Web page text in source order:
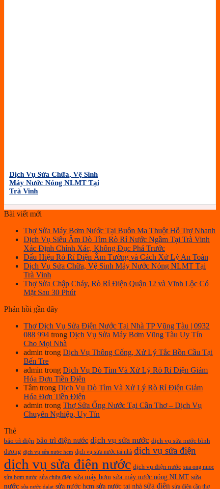
Dịch Vụ Sửa Chữa, Vệ Sinh
Máy Nước Nóng NLMT Tại
Trà Vinh
Bài viết mới
Thợ Sửa Máy Bơm Nước Tại Buôn Ma Thuột Hỗ Trợ Nhanh
Dịch Vụ Siêu Âm Dò Tìm Rò Rỉ Nước Ngầm Tại Trà Vinh
Xác Định Chính Xác, Không Đục Phá Trước
Dấu Hiệu Rò Rỉ Điện Âm Tường và Cách Xử Lý An Toàn
Dịch Vụ Sửa Chữa, Vệ Sinh Máy Nước Nóng NLMT Tại
Trà Vinh
Thợ Sửa Chập Cháy, Rò Rỉ Điện Quận 12 và Vĩnh Lộc Có
Mặt Sau 30 Phút
Phản hồi gần đây
Thợ Dịch Vụ Sửa Điện Nước Tại Nhà TP Vũng Tàu | 0932
088 994 trong Dịch Vụ Sửa Máy Bơm Vũng Tàu Uy Tín
Cho Mọi Nhà
admin trong Dịch Vụ Thông Cống, Xử Lý Tắc Bồn Cầu Tại
Bến Tre
admin trong Dịch Vụ Dò Tìm Và Xử Lý Rò Rỉ Điện Giảm
Hóa Đơn Tiền Điện
Tâm trong Dịch Vụ Dò Tìm Và Xử Lý Rò Rỉ Điện Giảm
Hóa Đơn Tiền Điện
admin trong Thợ Sửa Ống Nước Tại Cần Thơ – Dịch Vụ
Chuyên Nghiệp, Uy Tín
Thẻ
bảo trì điện bảo trì điện nước dịch vụ sửa nước dịch vụ sửa nước bình
dương dịch vụ sửa nước hcm dịch vụ sửa nước tại nhà dịch vụ sửa điện
dịch vụ sửa điện nước dịch vụ điện nước sua ong nuoc
sửa bơm nước sửa chữa điện sửa máy bơm sửa máy nước nóng NLMT sửa
nước sửa nước dalat sửa nước hcm sửa nước tại nhà sửa điện sửa điện cần thơ